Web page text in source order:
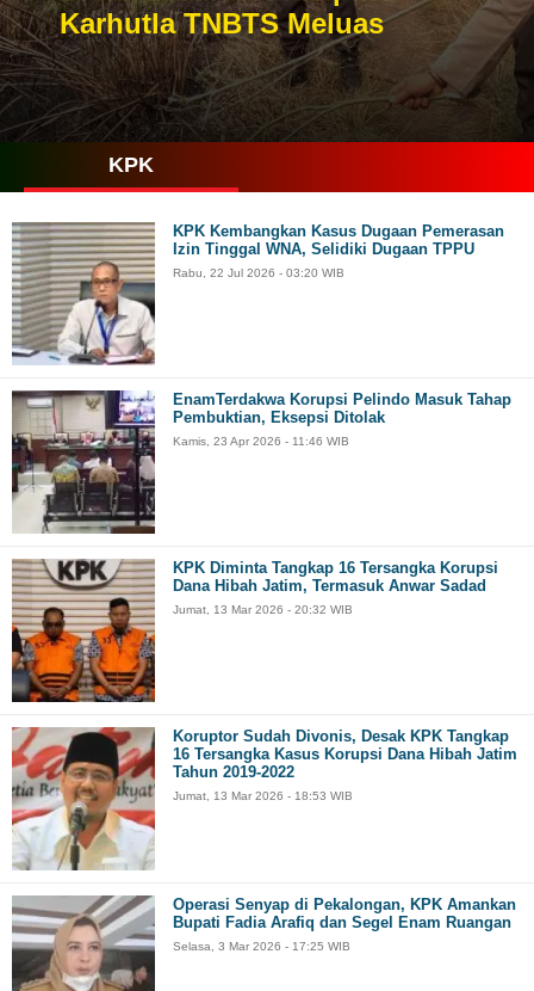
Karhutla TNBTS Meluas
KPK
KPK Kembangkan Kasus Dugaan Pemerasan
Izin Tinggal WNA, Selidiki Dugaan TPPU
Rabu, 22 Jul 2026 - 03:20 WIB
EnamTerdakwa Korupsi Pelindo Masuk Tahap
Pembuktian, Eksepsi Ditolak
Kamis, 23 Apr 2026 - 11:46 WIB
KPK Diminta Tangkap 16 Tersangka Korupsi
Dana Hibah Jatim, Termasuk Anwar Sadad
Jumat, 13 Mar 2026 - 20:32 WIB
Koruptor Sudah Divonis, Desak KPK Tangkap
16 Tersangka Kasus Korupsi Dana Hibah Jatim
Tahun 2019-2022
Jumat, 13 Mar 2026 - 18:53 WIB
Operasi Senyap di Pekalongan, KPK Amankan
Bupati Fadia Arafiq dan Segel Enam Ruangan
Selasa, 3 Mar 2026 - 17:25 WIB